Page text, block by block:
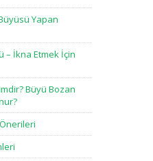
Yapan
– İkna Etmek İçin
Büyü Bozan